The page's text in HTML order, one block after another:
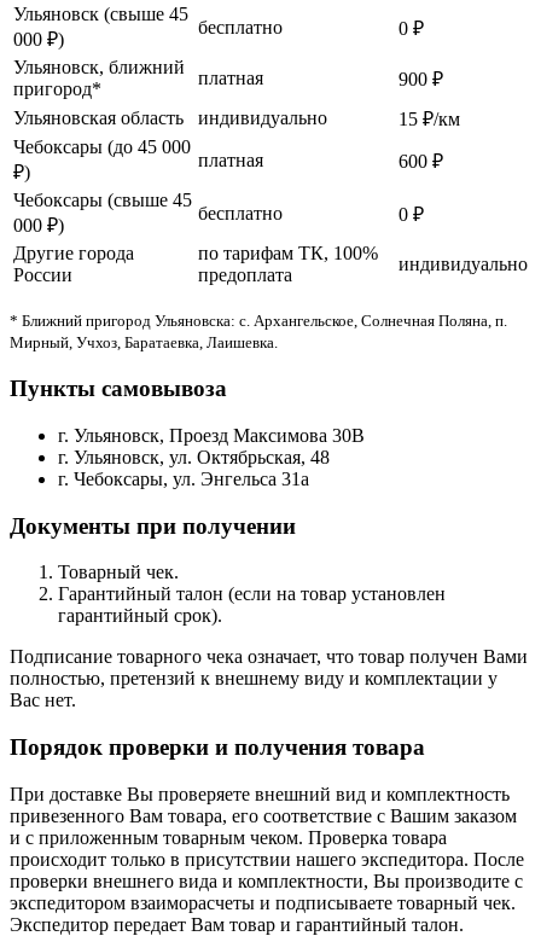
Ульяновск (свыше 45
000 ₽)
бесплатно
0 ₽
Ульяновск, ближний
пригород*
платная
900 ₽
Ульяновская область
индивидуально
15 ₽/км
Чебоксары (до 45 000
₽)
платная
600 ₽
Чебоксары (свыше 45
000 ₽)
бесплатно
0 ₽
Другие города
России
по тарифам ТК, 100%
предоплата
индивидуально
* Ближний пригород Ульяновска: с. Архангельское, Солнечная Поляна, п.
Мирный, Учхоз, Баратаевка, Лаишевка.
Пункты самовывоза
г. Ульяновск, Проезд Максимова 30В
г. Ульяновск, ул. Октябрьская, 48
г. Чебоксары, ул. Энгельса 31а
Документы при получении
Товарный чек.
Гарантийный талон (если на товар установлен
гарантийный срок).
Подписание товарного чека означает, что товар получен Вами
полностью, претензий к внешнему виду и комплектации у
Вас нет.
Порядок проверки и получения товара
При доставке Вы проверяете внешний вид и комплектность
привезенного Вам товара, его соответствие с Вашим заказом
и с приложенным товарным чеком. Проверка товара
происходит только в присутствии нашего экспедитора. После
проверки внешнего вида и комплектности, Вы производите с
экспедитором взаиморасчеты и подписываете товарный чек.
Экспедитор передает Вам товар и гарантийный талон.